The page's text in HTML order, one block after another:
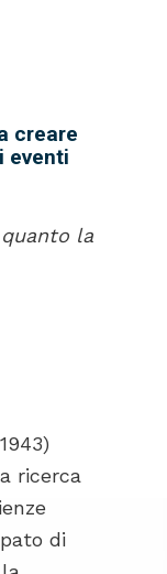
creare
eventi
la
ricerca
di